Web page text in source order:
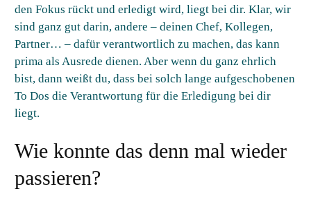
den Fokus rückt und erledigt wird, liegt bei dir. Klar, wir
sind ganz gut darin, andere – deinen Chef, Kollegen,
Partner… – dafür verantwortlich zu machen, das kann
prima als Ausrede dienen. Aber wenn du ganz ehrlich
bist, dann weißt du, dass bei solch lange aufgeschobenen
To Dos die Verantwortung für die Erledigung bei dir
liegt.
Wie konnte das denn mal wieder
passieren?